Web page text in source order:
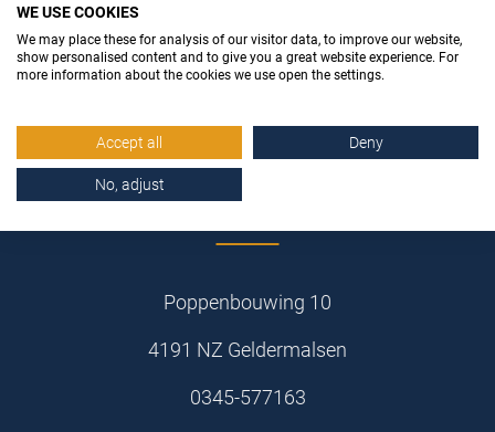
Poppenbouwing 10
4191 NZ Geldermalsen
0345-577163
WE USE COOKIES
We may place these for analysis of our visitor data, to improve our website,
show personalised content and to give you a great website experience. For
more information about the cookies we use open the settings.
Accept all Deny
No, adjust